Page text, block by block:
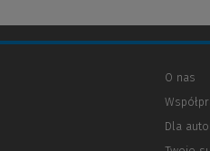
O nas
Dla